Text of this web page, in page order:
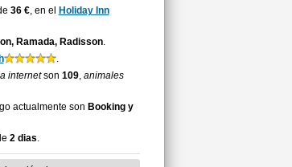
36 €, en el
Holiday Inn
Ramada, Radisson.
.
internetson 109, animales
actualmente son Booking y
2 dias.